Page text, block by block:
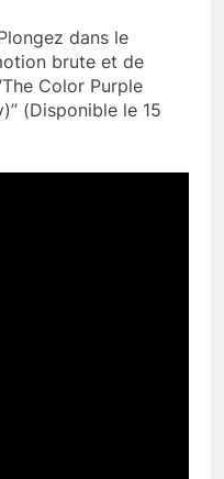
dans le
brute et de
Color Purple
(Disponible le 15